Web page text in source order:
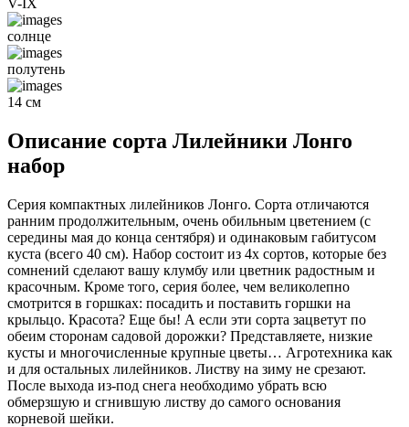
солнце
полутень
14 см
Описание сорта Лилейники Лонго
набор
Серия компактных лилейников Лонго. Сорта отличаются
ранним продолжительным, очень обильным цветением (с
середины мая до конца сентября) и одинаковым габитусом
куста (всего 40 см). Набор состоит из 4х сортов, которые без
сомнений сделают вашу клумбу или цветник радостным и
красочным. Кроме того, серия более, чем великолепно
смотрится в горшках: посадить и поставить горшки на
крыльцо. Красота? Еще бы! А если эти сорта зацветут по
обеим сторонам садовой дорожки? Представляете, низкие
кусты и многочисленные крупные цветы… Агротехника как
и для остальных лилейников. Листву на зиму не срезают.
После выхода из-под снега необходимо убрать всю
обмерзшую и сгнившую листву до самого основания
корневой шейки.